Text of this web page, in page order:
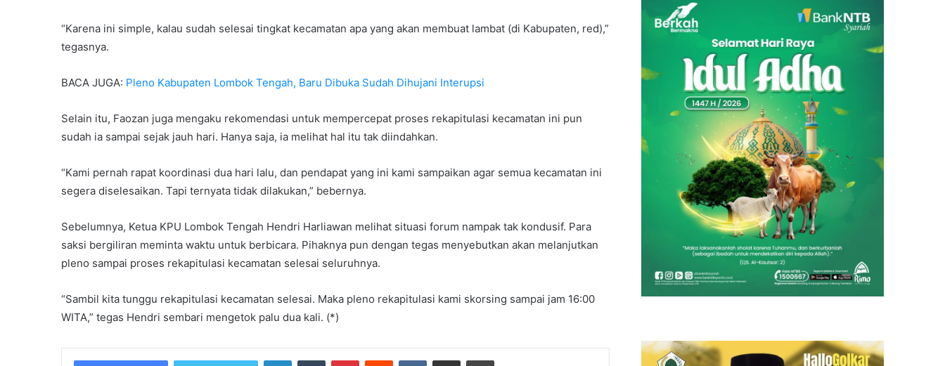
“Karena ini simple, kalau sudah selesai tingkat kecamatan apa yang akan membuat lambat (di Kabupaten, red),”
tegasnya.
BACA JUGA: Pleno Kabupaten Lombok Tengah, Baru Dibuka Sudah Dihujani Interupsi
Selain itu, Faozan juga mengaku rekomendasi untuk mempercepat proses rekapitulasi kecamatan ini pun
sudah ia sampai sejak jauh hari. Hanya saja, ia melihat hal itu tak diindahkan.
“Kami pernah rapat koordinasi dua hari lalu, dan pendapat yang ini kami sampaikan agar semua kecamatan ini
segera diselesaikan. Tapi ternyata tidak dilakukan,” bebernya.
Sebelumnya, Ketua KPU Lombok Tengah Hendri Harliawan melihat situasi forum nampak tak kondusif. Para
saksi bergiliran meminta waktu untuk berbicara. Pihaknya pun dengan tegas menyebutkan akan melanjutkan
pleno sampai proses rekapitulasi kecamatan selesai seluruhnya.
“Sambil kita tunggu rekapitulasi kecamatan selesai. Maka pleno rekapitulasi kami skorsing sampai jam 16:00
WITA,” tegas Hendri sembari mengetok palu dua kali. (*)
LinkedInTumblr PinterestReddit VKontakteShare via Email Print